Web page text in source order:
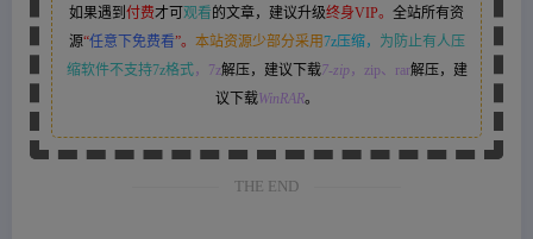
如果遇到 付费才可 观看 的文章，建议升级终身VIP。 全站所有资
源“任意下免费看”。 本站资源少部分采用7z压缩，
为防止有人压
缩软件不支持7z格式，7z解压，建议下载7-zip，zip、rar解压，建
议下载WinRAR。
THE END